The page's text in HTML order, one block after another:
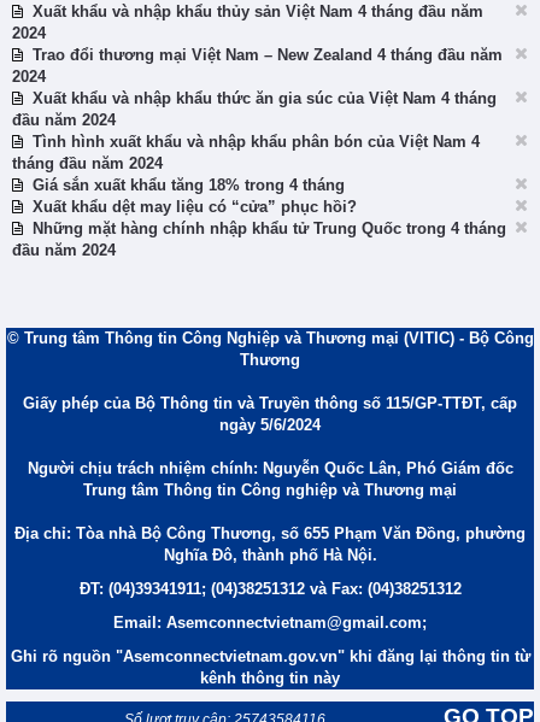
Xuất khẩu và nhập khẩu thủy sản Việt Nam 4 tháng đầu năm
2024
Trao đổi thương mại Việt Nam – New Zealand 4 tháng đầu năm
2024
Xuất khẩu và nhập khẩu thức ăn gia súc của Việt Nam 4 tháng
đầu năm 2024
Tình hình xuất khẩu và nhập khẩu phân bón của Việt Nam 4
tháng đầu năm 2024
Giá sắn xuất khẩu tăng 18% trong 4 tháng
Xuất khẩu dệt may liệu có “cửa” phục hồi?
Những mặt hàng chính nhập khẩu tử Trung Quốc trong 4 tháng
đầu năm 2024
© Trung tâm Thông tin Công Nghiệp và Thương mại (VITIC) - Bộ Công
Thương
Giấy phép của Bộ Thông tin và Truyền thông số 115/GP-TTĐT, cấp
ngày 5/6/2024
Người chịu trách nhiệm chính: Nguyễn Quốc Lân, Phó Giám đốc
Trung tâm Thông tin Công nghiệp và Thương mại
Địa chỉ: Tòa nhà Bộ Công Thương, số 655 Phạm Văn Đồng, phường
Nghĩa Đô, thành phố Hà Nội.
ĐT: (04)39341911; (04)38251312 và Fax: (04)38251312
Email: Asemconnectvietnam@gmail.com;
Ghi rõ nguồn "Asemconnectvietnam.gov.vn" khi đăng lại thông tin từ
kênh thông tin này
GO TOP